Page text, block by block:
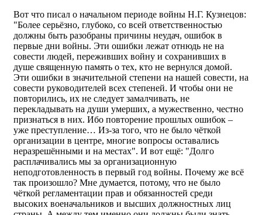
Вот что писал о начальном периоде войны Н.Г. Кузнецов:
"Более серьёзно, глубоко, со всей ответственностью
должны быть разобраны причины неудач, ошибок в
первые дни войны. Эти ошибки лежат отнюдь не на
совести людей, переживших войну и сохранивших в
душе священную память о тех, кто не вернулся домой.
Эти ошибки в значительной степени на нашей совести, на
совести руководителей всех степеней. И чтобы они не
повторились, их не следует замалчивать, не
перекладывать на души умерших, а мужественно, честно
признаться в них. Ибо повторение прошлых ошибок –
уже преступление… Из-за того, что не было чёткой
организации в центре, многие вопросы оставались
неразрешёнными и на местах". И вот ещё: "Долго
расплачивались мы за организационную
неподготовленность в первый год войны. Почему же всё
так произошло? Мне думается, потому, что не было
чёткой регламентации прав и обязанностей среди
высоких военачальников и высших должностных лиц